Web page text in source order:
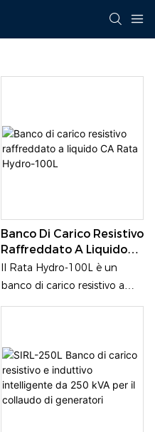
Banco Di Carico Resistivo
Raffreddato A Liquido
CA Rata Hydro-100L
Il Rata Hydro-100L è un
banco di carico resistivo a
liquido da 100 kW in
alta densità di potenza, che
consente di effettuare test di
carico controllati su
alimentatori trifase in